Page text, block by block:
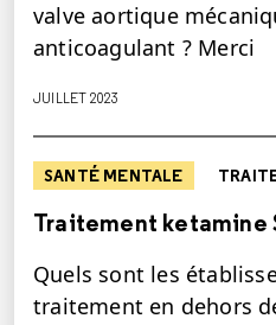
valve aortique
anticoagulant ? Merci
JUILLET 2023
SANTÉ MENTALE
Traitement ketamine
Quels sont les
traitement en dehors